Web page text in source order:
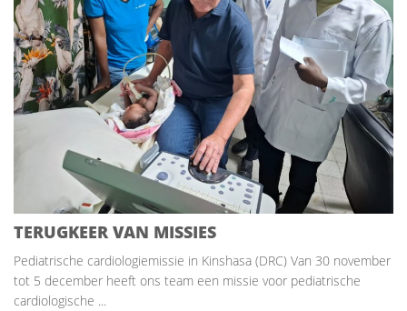
TERUGKEER VAN MISSIES
Pediatrische cardiologiemissie in Kinshasa (DRC) Van 30 november
tot 5 december heeft ons team een missie voor pediatrische
cardiologische ...